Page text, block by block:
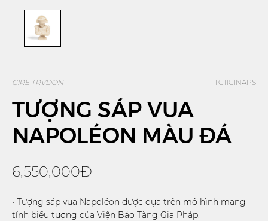
CIRE TRVDON TC11CINAPS
TƯỢNG SÁP VUA
NAPOLÉON MÀU ĐÁ
6,550,000Đ
• Tượng sáp vua Napoléon được dựa trên mô hình mang
tính biểu tượng của Viện Bảo Tàng Gia Pháp.